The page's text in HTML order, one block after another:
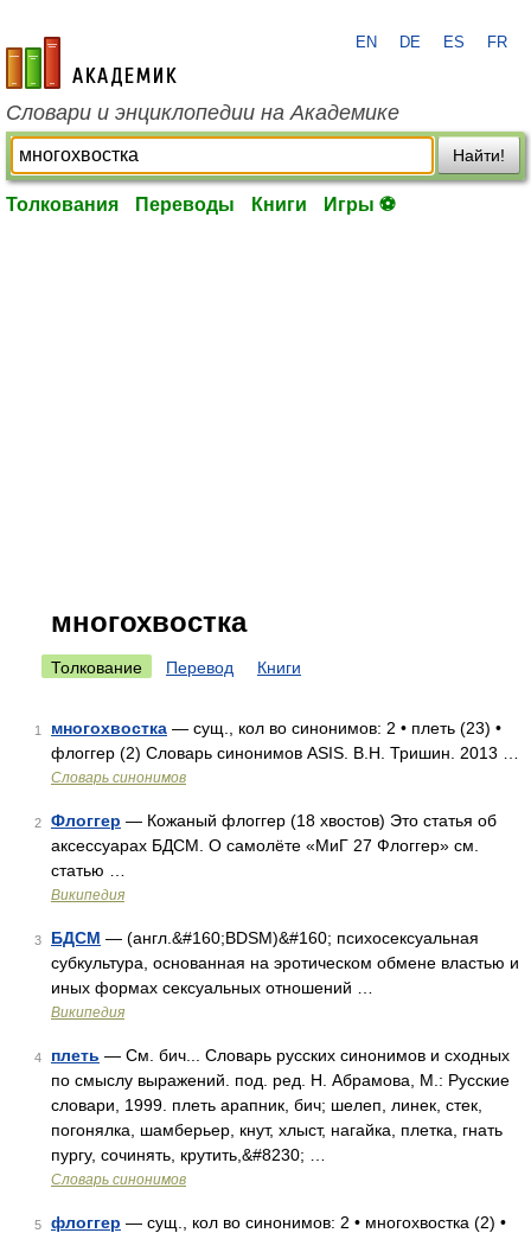
academic.ru
EN DE ES FR
Словари и энциклопедии на Академике
Найти!
Толкования Переводы Книги Игры ⚽
многохвостка
Толкование Перевод Книги
1 многохвостка — сущ., кол во синонимов: 2 • плеть (23) •
флоггер (2) Словарь синонимов ASIS. В.Н. Тришин. 2013 …
Словарь синонимов
2 Флоггер — Кожаный флоггер (18 хвостов) Это статья об
аксессуарах БДСМ. О самолёте «МиГ 27 Флоггер» см.
статью …
Википедия
3 БДСМ — (англ.&#160;BDSM)&#160; психосексуальная
субкультура, основанная на эротическом обмене властью и
иных формах сексуальных отношений …
Википедия
4 плеть — См. бич... Словарь русских синонимов и сходных
по смыслу выражений. под. ред. Н. Абрамова, М.: Русские
словари, 1999. плеть арапник, бич; шелеп, линек, стек,
погонялка, шамберьер, кнут, хлыст, нагайка, плетка, гнать
пургу, сочинять, крутить,&#8230; …
Словарь синонимов
5 флоггер — сущ., кол во синонимов: 2 • многохвостка (2) •